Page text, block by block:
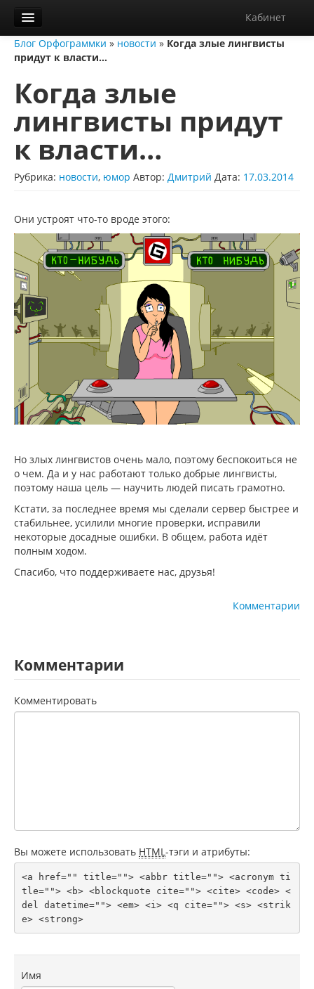
Кабинет
Орфограммка
Блог
О нас
Контакты
Справка
Блог Орфограммки » новости » Когда злые лингвисты
придут к власти…
Когда злые
лингвисты придут
к власти…
Рубрика: новости, юмор Автор: Дмитрий Дата: 17.03.2014
Они устроят что-то вроде этого:
Но злых лингвистов очень мало, поэтому беспокоиться не
о чем. Да и у нас работают только добрые лингвисты,
поэтому наша цель — научить людей писать грамотно.
Кстати, за последнее время мы сделали сервер быстрее и
стабильнее, усилили многие проверки, исправили
некоторые досадные ошибки. В общем, работа идёт
полным ходом.
Спасибо, что поддерживаете нас, друзья!
Комментарии
Комментарии
Комментировать
Вы можете использовать HTML-тэги и атрибуты:
<a href="" title=""> <abbr title=""> <acronym ti
tle=""> <b> <blockquote cite=""> <cite> <code> <
del datetime=""> <em> <i> <q cite=""> <s> <strik
e> <strong>
Имя